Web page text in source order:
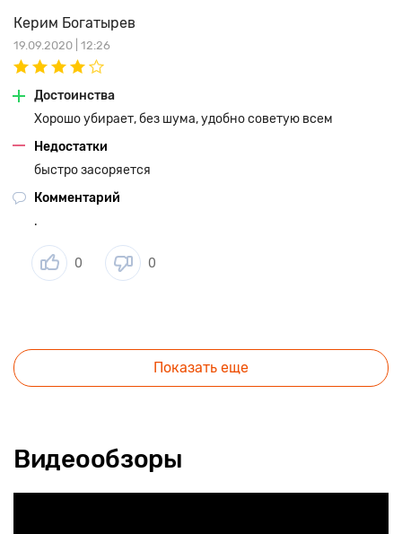
Керим Богатырев
19.09.2020 | 12:26
Достоинства
Хорошо убирает, без шума, удобно советую всем
Недостатки
быстро засоряется
Комментарий
.
0 0
Показать еще
Видеообзоры